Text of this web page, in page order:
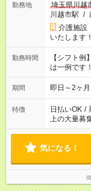
勤務地
埼玉県川越
川越市駅 /
介護施設
いたします！
勤務時間
【シフト例
は一例です
期間 即日～2ヶ
特徴 日払いOK /
上の大量募
気になる！